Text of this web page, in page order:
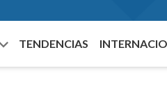
TENDENCIAS